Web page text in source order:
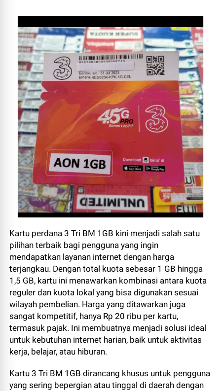
Kartu perdana 3 Tri BM 1GB kini menjadi salah satu
pilihan terbaik bagi pengguna yang ingin
mendapatkan layanan internet dengan harga
terjangkau. Dengan total kuota sebesar 1 GB hingga
1,5 GB, kartu ini menawarkan kombinasi antara kuota
reguler dan kuota lokal yang bisa digunakan sesuai
wilayah pembelian. Harga yang ditawarkan juga
sangat kompetitif, hanya Rp 20 ribu per kartu,
termasuk pajak. Ini membuatnya menjadi solusi ideal
untuk kebutuhan internet harian, baik untuk aktivitas
kerja, belajar, atau hiburan.
Kartu 3 Tri BM 1GB dirancang khusus untuk pengguna
yang sering bepergian atau tinggal di daerah dengan